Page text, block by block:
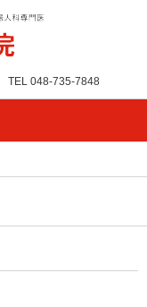
TEL 048-735-7848